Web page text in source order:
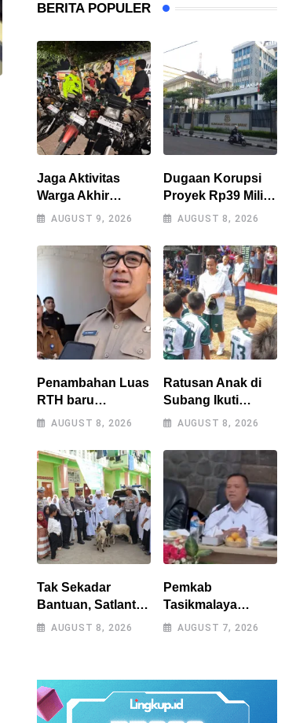
BERITA POPULER
Jaga Aktivitas
Warga Akhir
Pekan, Polres
Gencarkan Patroli
AUGUST 9, 2026
Dugaan Korupsi
Proyek Rp39 Miliar
Perumdam Tirta
Disorot, AMPERA
Minta Kejati Jabar
Supervisi
AUGUST 8, 2026
Penambahan Luas
RTH baru
dianggarkan di
Walikota tidak
melanggar
RPJMD?
AUGUST 8, 2026
Ratusan Anak di
Subang Ikuti
Coaching Clinic
Persib Tantan dan
Atep
AUGUST 8, 2026
Tak Sekadar
Bantuan, Satlantas
Polres
Pangan di
Puspahiang
AUGUST 8, 2026
Pemkab
Tasikmalaya
Percepat
Kecamatan Jadi
Prioritas
AUGUST 7, 2026